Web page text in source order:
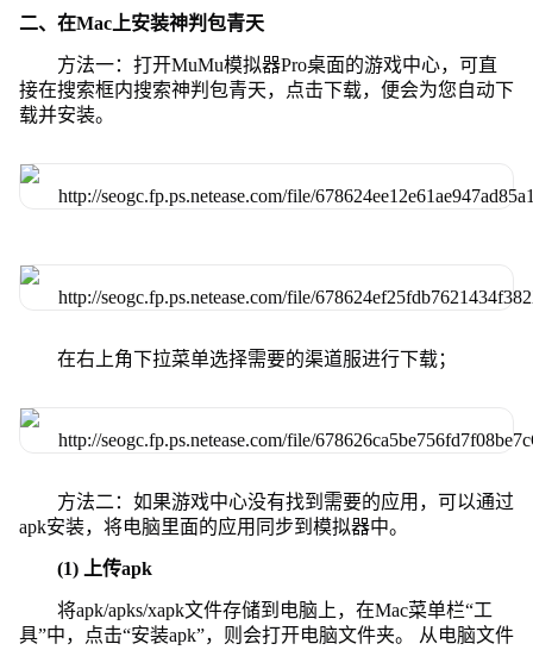
二、在Mac上安装神判包青天
方法一：打开MuMu模拟器Pro桌面的游戏中心，可直
接在搜索框内搜索神判包青天，点击下载，便会为您自动下
载并安装。
在右上角下拉菜单选择需要的渠道服进行下载；
方法二：如果游戏中心没有找到需要的应用，可以通过
apk安装，将电脑里面的应用同步到模拟器中。
(1) 上传apk
将apk/apks/xapk文件存储到电脑上，在Mac菜单栏“工
具”中，点击“安装apk”，则会打开电脑文件夹。 从电脑文件